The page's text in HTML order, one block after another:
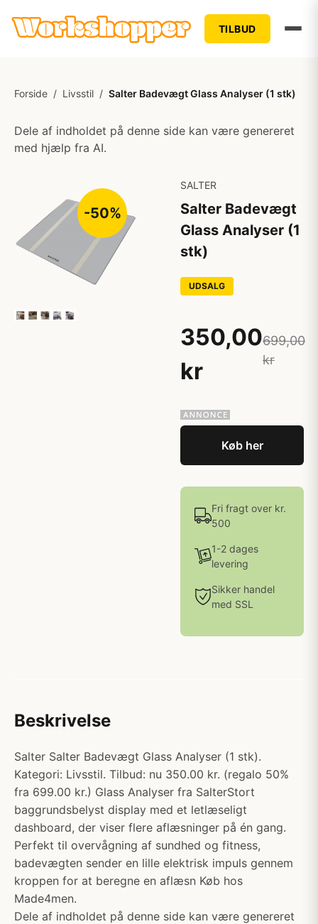
TILBUD
Forside / Livsstil / Salter Badevægt Glass Analyser (1 stk)
Dele af indholdet på denne side kan være genereret
med hjælp fra AI.
-50%
SALTER
Salter Badevægt
Glass Analyser (1
stk)
UDSALG
350,00
kr
699,00
kr
Køb her
Fri fragt over kr.
500
1-2 dages
levering
Sikker handel
med SSL
Beskrivelse
Salter Salter Badevægt Glass Analyser (1 stk).
Kategori: Livsstil. Tilbud: nu 350.00 kr. (regalo 50%
fra 699.00 kr.) Glass Analyser fra SalterStort
baggrundsbelyst display med et letlæseligt
dashboard, der viser flere aflæsninger på én gang.
Perfekt til overvågning af sundhed og fitness,
badevægten sender en lille elektrisk impuls gennem
kroppen for at beregne en aflæsn Køb hos
Made4men.
Dele af indholdet på denne side kan være genereret